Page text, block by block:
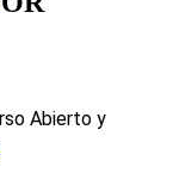
Abierto y